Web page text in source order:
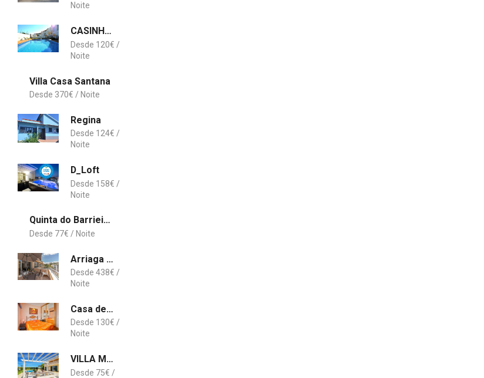
CASINHA DO SURF, BALEAL
120€
Villa Casa Santana
370€
Regina
124€
D_Loft
158€
Quinta do Barrieiro - Art Selection by Maria Leal da Costa
77€
Arriaga I by An Island Apart
438€
Casa de Campo Duas Aguas Arribes
130€
VILLA MONTE VELHO
75€